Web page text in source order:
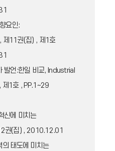
요인:
제11권(집) , 제1호
발언:한일 비교, Industrial
1호 , PP.1~29
신에 미치는
권(집) , 2010.12.01
의 태도에 미치는